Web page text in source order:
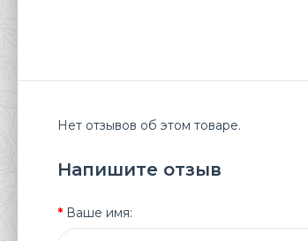
Нет отзывов об этом товаре.
Напишите отзыв
Ваше имя: